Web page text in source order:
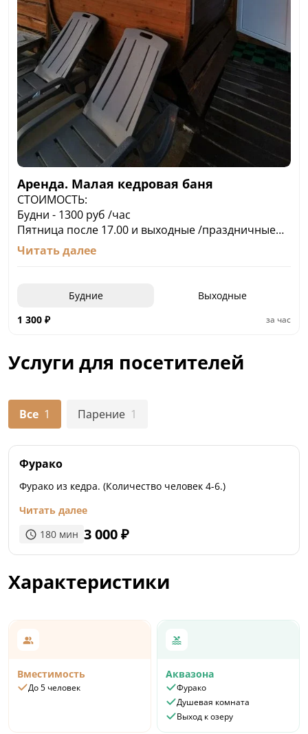
Аренда. Малая кедровая баня
СТОИМОСТЬ:
Будни - 1300 руб /час
Пятница после 17.00 и выходные /праздничные
дни - 1500 руб/час
Стоимость рассчитана до 5 человек.
время пребывания. Минимальный сеанс баня - 2
Баня плюс фурако - 3 часа.
Читать далее
Будние
Выходные
1 300 ₽ за час
Услуги для посетителей
Все 1 Парение 1
Фурако
Фурако из кедра. (Количество человек 4-6.)
Читать далее
180 мин 3 000₽
Характеристики
Вместимость
До 5 человек
Аквазона
Фурако
Душевая комната
Выход к озеру